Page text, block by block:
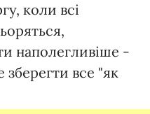
коли всі
наполегливіше -
все "як